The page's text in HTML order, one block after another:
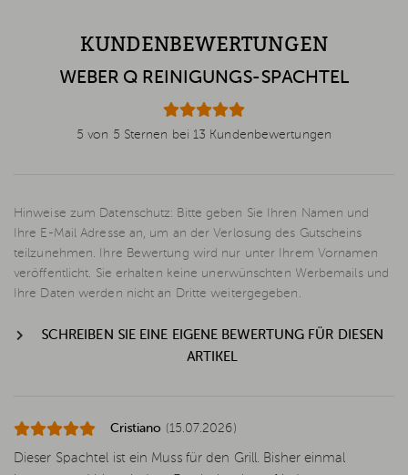
KUNDENBEWERTUNGEN
WEBER Q REINIGUNGS-SPACHTEL
5 von 5 Sternen bei 13 Kundenbewertungen
Hinweise zum Datenschutz: Bitte geben Sie Ihren Namen und
Ihre E-Mail Adresse an, um an der Verlosung des Gutscheins
teilzunehmen. Ihre Bewertung wird nur unter Ihrem Vornamen
veröffentlicht. Sie erhalten keine unerwünschten Werbemails und
Ihre Daten werden nicht an Dritte weitergegeben.
SCHREIBEN SIE EINE EIGENE BEWERTUNG FÜR DIESEN
ARTIKEL
Cristiano (15.07.2026)
Dieser Spachtel ist ein Muss für den Grill. Bisher einmal